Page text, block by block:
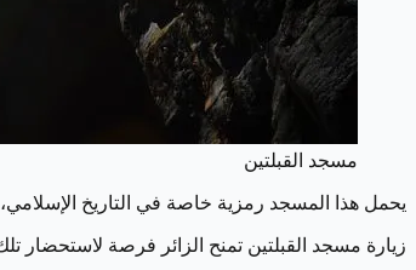
مسجد القبلتين
يحمل هذا المسجد رمزية خاصة في التاريخ
زيارة مسجد القبلتين تمنح الزائر فرصة لاستحضار